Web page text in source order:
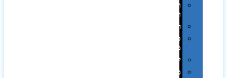
תערוכות
וכנסים
רמקולים
סוכריות
ממותגות
יודאיקה
מארזי